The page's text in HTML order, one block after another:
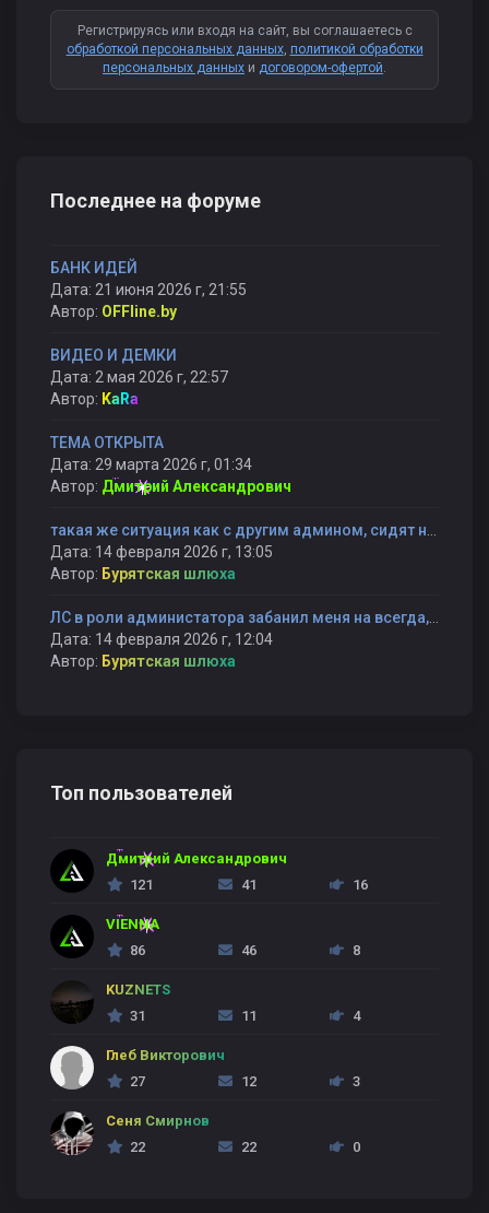
Регистрируясь или входя на сайт, вы соглашаетесь с
обработкой персональных данных, политикой обработки
персональных данных и договором-офертой.
Последнее на форуме
БАНК ИДЕЙ
Дата: 21 июня 2026 г, 21:55
Автор: OFFline.by
ВИДЕО И ДЕМКИ
Дата: 2 мая 2026 г, 22:57
Автор: KaRa
ТЕМА ОТКРЫТА
Дата: 29 марта 2026 г, 01:34
Автор: Дмитрий Александрович
Дата: 14 февраля 2026 г, 13:05
Автор: Бурятская шлюха
Дата: 14 февраля 2026 г, 12:04
Автор: Бурятская шлюха
Топ пользователей
Дмитрий Александрович
121
41 16
VIENNA
86
46 8
KUZNETS
31
11 4
Глеб Викторович
27
12 3
Сеня Смирнов
22
22 0